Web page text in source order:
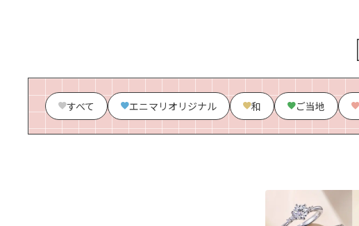
すべて エニマリオリジナル 和 ご当地